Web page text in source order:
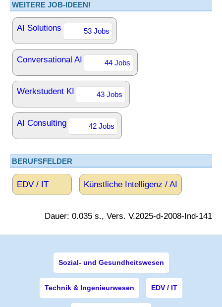
WEITERE JOB-IDEEN!
AI Solutions 53 Jobs
Conversational AI 44 Jobs
Werkstudent KI 43 Jobs
AI Consulting 42 Jobs
BERUFSFELDER
EDV / IT Künstliche Intelligenz / AI
Dauer: 0.035 s., Vers. V.2025-d-2008-Ind-141
Sozial- und Gesundheitswesen
Technik & Ingenieurwesen EDV / IT